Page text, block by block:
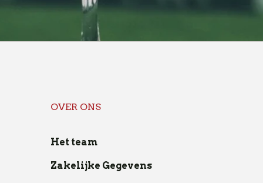
OVER ONS
Het team
Zakelijke Gegevens